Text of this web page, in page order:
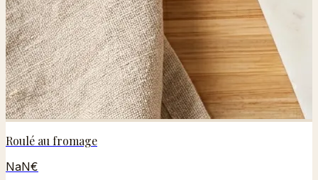
Roulé au fromage
NaN€